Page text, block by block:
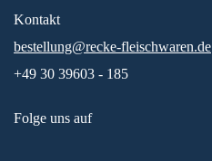
Kontakt
bestellung@recke-fleischwaren.de
+49 30 39603 - 185
Folge uns auf